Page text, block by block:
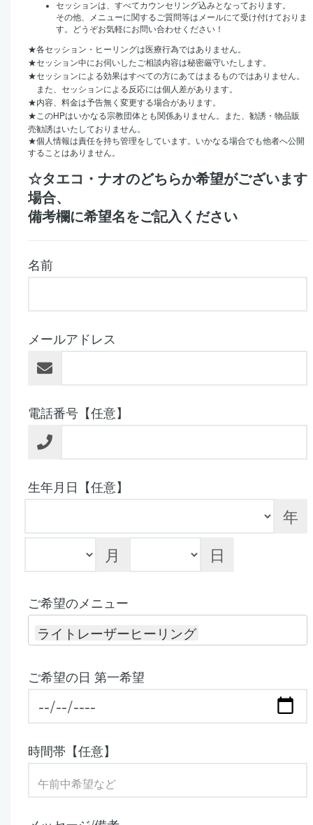
セッションは、すべてカウンセリング込みとなっております。
その他、メニューに関するご質問等はメールにて受け付けておりま
す。どうぞお気軽にお問い合わせください！
★各セッション・ヒーリングは医療行為ではありません。
★セッション中にお伺いしたご相談内容は秘密厳守いたします。
★セッションによる効果はすべての方にあてはまるものではありません。
また、セッションによる反応には個人差があります。
★内容、料金は予告無く変更する場合があります。
★このHPはいかなる宗教団体とも関係ありません。また、勧誘・物品販
売勧誘はいたしておりません。
★個人情報は責任を持ち管理をしています。いかなる場合でも他者へ公開
することはありません。
☆タエコ・ナオのどちらか希望がございます
場合、
備考欄に希望名をご記入ください
名前
メールアドレス
電話番号【任意】
生年月日【任意】
年
月
日
ご希望のメニュー
ライトレーザーヒーリング
ご希望の日 第一希望
時間帯【任意】